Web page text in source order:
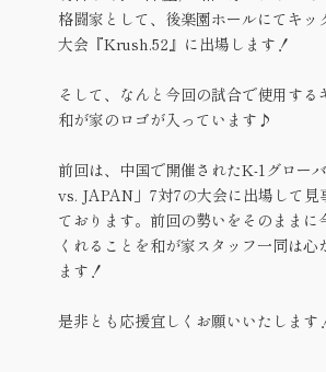
格闘家として、後楽園ホールにてキッ
大会『Krush.52』に出場します！
そして、なんと今回の試合で使用する
和が家のロゴが入っています♪
前回は、中国で開催されたK-1グロー
vs. JAPAN」7対7の大会に出場して見
ております。前回の勢いをそのままに
くれることを和が家スタッフ一同は心
ます！
是非とも応援宜しくお願いいたします